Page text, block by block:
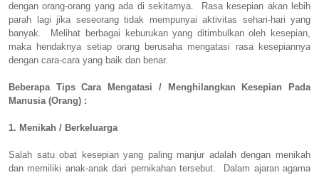
dengan orang-orang yang ada di sekitarnya. Rasa kesepian akan lebih
parah lagi jika seseorang tidak mempunyai aktivitas sehari-hari yang
banyak. Melihat berbagai keburukan yang ditimbulkan oleh kesepian,
maka hendaknya setiap orang berusaha mengatasi rasa kesepiannya
dengan cara-cara yang baik dan benar.
Beberapa Tips Cara Mengatasi / Menghilangkan Kesepian Pada
Manusia (Orang) :
1. Menikah / Berkeluarga
Salah satu obat kesepian yang paling manjur adalah dengan menikah
dan memiliki anak-anak dari pernikahan tersebut. Dalam ajaran agama